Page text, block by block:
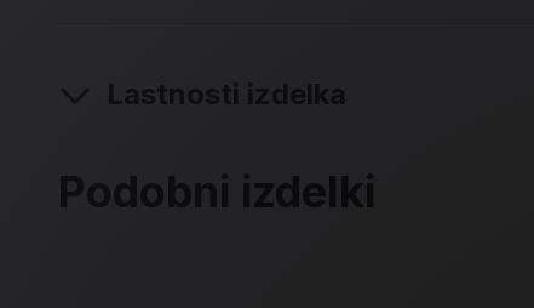
Lastnosti izdelka
Podobni izdelki